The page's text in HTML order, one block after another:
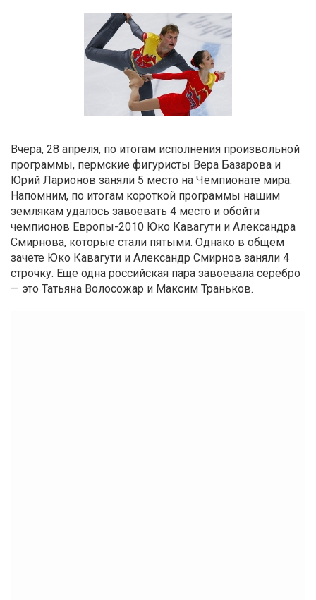
Вчера, 28 апреля, по итогам исполнения произвольной
программы, пермские фигуристы Вера Базарова и
Юрий Ларионов заняли 5 место на Чемпионате мира.
Напомним, по итогам короткой программы нашим
землякам удалось завоевать 4 место и обойти
чемпионов Европы-2010 Юко Кавагути и Александра
Смирнова, которые стали пятыми. Однако в общем
зачете Юко Кавагути и Александр Смирнов заняли 4
строчку. Еще одна российская пара завоевала серебро
— это Татьяна Волосожар и Максим Траньков.